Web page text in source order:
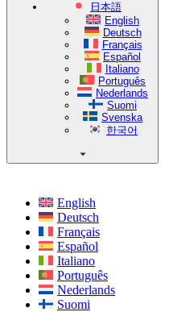
日本語
English
Deutsch
Français
Español
Italiano
Português
Nederlands
Suomi
Svenska
한국어
English
Deutsch
Français
Español
Italiano
Português
Nederlands
Suomi